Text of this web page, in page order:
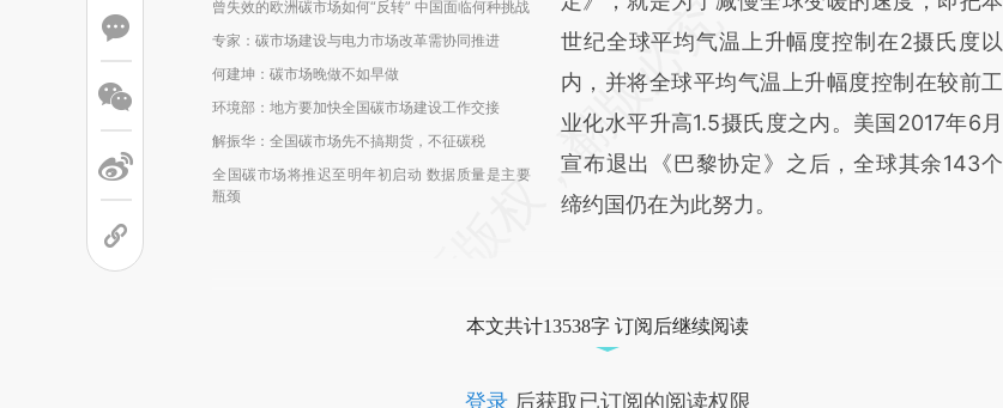
曾失效的欧洲碳市场如何“反转” 中国面临何种挑战
专家：碳市场建设与电力市场改革需协同推进
何建坤：碳市场晚做不如早做
环境部：地方要加快全国碳市场建设工作交接
解振华：全国碳市场先不搞期货，不征碳税
全国碳市场将推迟至明年初启动 数据质量是主要
瓶颈
世纪全球平均气温上升幅度控制在2摄氏度以
内，并将全球平均气温上升幅度控制在较前工
业化水平升高1.5摄氏度之内。美国2017年6月
宣布退出《巴黎协定》之后，全球其余143个
缔约国仍在为此努力。
本文共计13538字 订阅后继续阅读
登录后获取已订阅的阅读权限